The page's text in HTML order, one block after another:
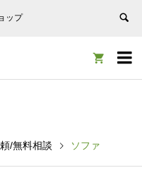
ップ


/無料相談
ソファ